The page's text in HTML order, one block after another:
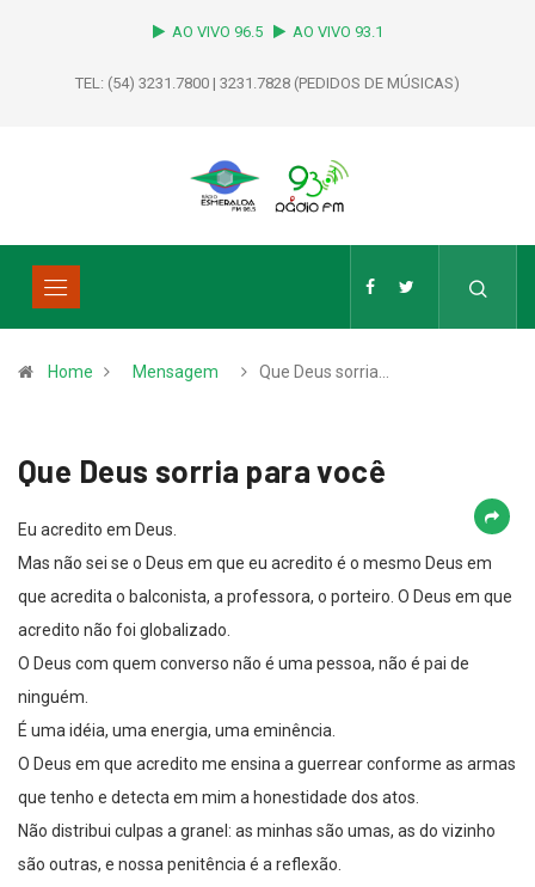
AO VIVO 96.5 AO VIVO 93.1
TEL: (54) 3231.7800 | 3231.7828 (PEDIDOS DE MÚSICAS)
Home Mensagem Que Deus sorria…
Que Deus sorria para você
Eu acredito em Deus.
Mas não sei se o Deus em que eu acredito é o mesmo Deus em
que acredita o balconista, a professora, o porteiro. O Deus em que
acredito não foi globalizado.
O Deus com quem converso não é uma pessoa, não é pai de
ninguém.
É uma idéia, uma energia, uma eminência.
O Deus em que acredito me ensina a guerrear conforme as armas
que tenho e detecta em mim a honestidade dos atos.
Não distribui culpas a granel: as minhas são umas, as do vizinho
são outras, e nossa penitência é a reflexão.